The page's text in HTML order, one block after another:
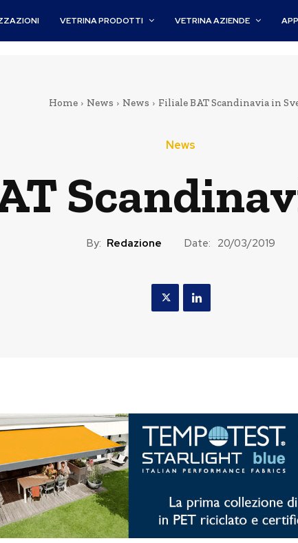
VETRINA PRODOTTI VETRINA AZIENDE
Home News News Filiale BAT Scandinavia in
News
By: Redazione Date: 20/03/2019